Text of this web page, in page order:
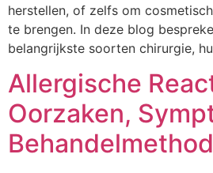
herstellen, of zelfs om
te brengen. In deze blog
belangrijkste soorten chirurgie,
Allergische
Oorzaken,